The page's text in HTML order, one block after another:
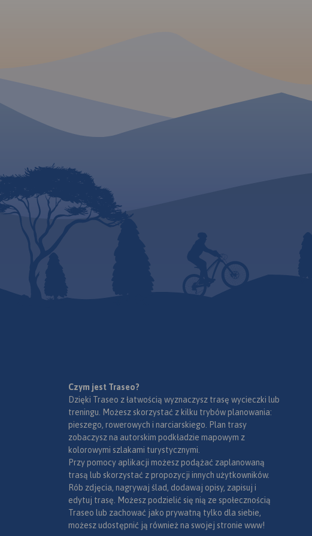
Czym jest Traseo?
Dzięki Traseo z łatwością wyznaczysz trasę wycieczki lub
treningu. Możesz skorzystać z kilku trybów planowania:
pieszego, rowerowych i narciarskiego. Plan trasy
zobaczysz na autorskim podkładzie mapowym z
kolorowymi szlakami turystycznymi.
Przy pomocy aplikacji możesz podążać zaplanowaną
trasą lub skorzystać z propozycji innych użytkowników.
Rób zdjęcia, nagrywaj ślad, dodawaj opisy, zapisuj i
edytuj trasę. Możesz podzielić się nią ze społecznością
Traseo lub zachować jako prywatną tylko dla siebie,
możesz udostępnić ją również na swojej stronie www!